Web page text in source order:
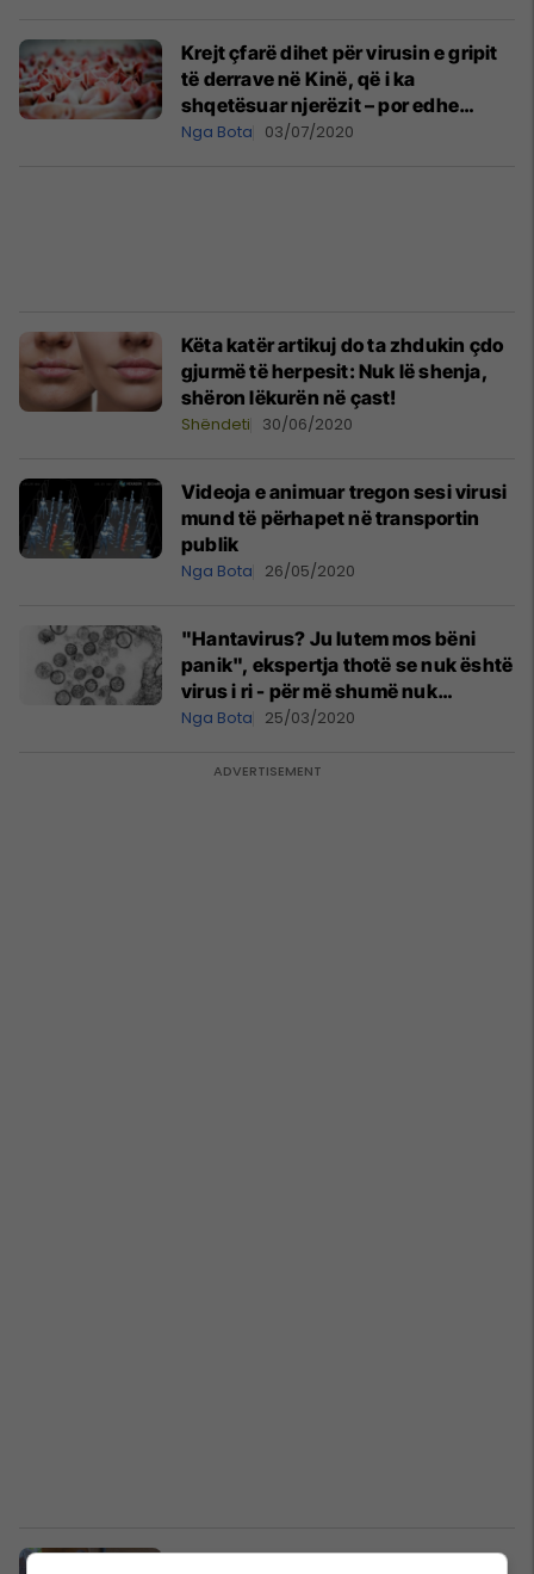
Krejt çfarë dihet për virusin e gripit
të derrave në Kinë, që i ka
shqetësuar njerëzit – por edhe
shkencëtarët
Nga Bota 03/07/2020
Këta katër artikuj do ta zhdukin çdo
gjurmë të herpesit: Nuk lë shenja,
shëron lëkurën në çast!
Shëndeti 30/06/2020
Videoja e animuar tregon sesi virusi
mund të përhapet në transportin
publik
Nga Bota 26/05/2020
"Hantavirus? Ju lutem mos bëni
panik", ekspertja thotë se nuk është
virus i ri - për më shumë nuk
transmetohet nga njeriu në njeri
Nga Bota 25/03/2020
Shpërthimi i virusit të zogjve,